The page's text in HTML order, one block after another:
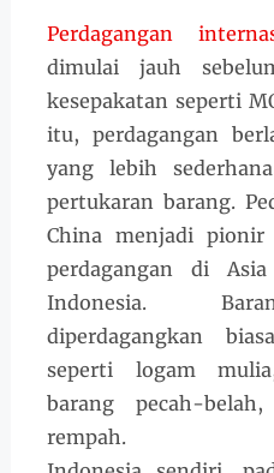
Perdagangan
dimulai jauh
kesepakatan seperti
itu, perdagangan
yang lebih
pertukaran barang.
China menjadi
perdagangan di
Indonesia.
diperdagangkan
seperti logam
barang pecah-
rempah.